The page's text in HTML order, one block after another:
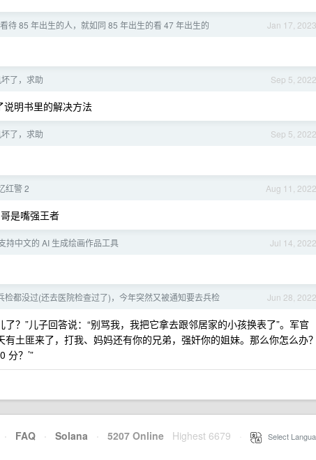
Jan 17, 2023
待 85 年出生的人，就如同 85 年出生的看 47 年出生的
Sep 5, 2022
了，求助
明书里的解决方法
Sep 5, 2022
了，求助
Aug 11, 2022
红警 2
是嘴强王者
Jul 14, 2022
持中文的 AI 生成绘画作品工具
Jun 28, 2022
检都没过(还去医院检查过了)，今年突然又被通知要去兵检
？”儿子回答说：“别骂我，我把它拿去跟邻居家的小孩换表了”。军官
土匪来了，打我、妈妈还有你的兄弟，强奸你的姐妹。那么你怎么办
分？’”
· FAQ · Solana · 5207 Online Highest 6679 Select